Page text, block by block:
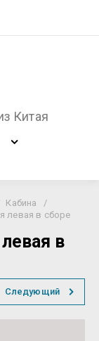
Китая
Кабина
/
левая в сборе
в
Следующий